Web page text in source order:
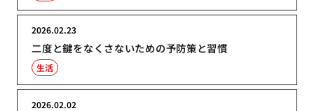
二度と鍵をなくさないための予防策と習慣
2026.02.23
生活
2026.02.02